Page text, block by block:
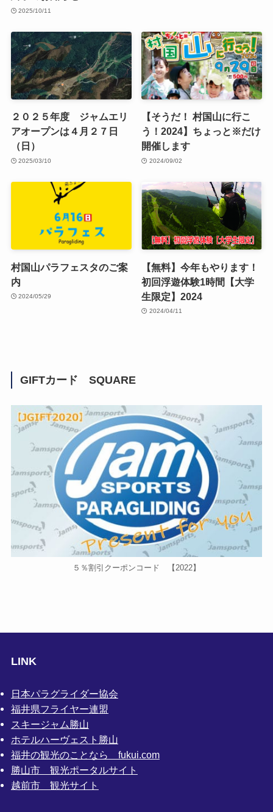
2025/10/11
２０２５年度 ジャムエリ
アオープンは４月２７日
（日）
2025/03/10
【そうだ！ 村国山に行こ
う！2024】ちょっと※だけ
開催します
2024/09/02
村国山パラフェスタのご案
内
2024/05/29
【無料】今年もやります！
初回浮遊体験1時間【大学
生限定】2024
2024/04/11
GIFTカード SQUARE
５％割引クーポンコード 【2022】
LINK
日本パラグライダー協会
福井県フライヤー連盟
スキージャム勝山
ホテルハーヴェスト勝山
福井の観光のことなら fukui.com
勝山市 観光ポータルサイト
越前市 観光サイト